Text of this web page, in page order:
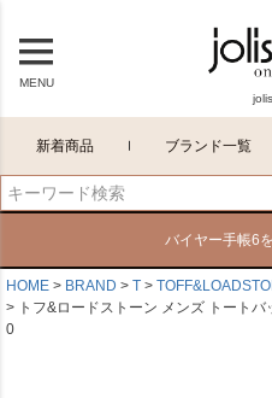
MENU
新着商品 ブランド一覧
バイヤー手帳6
HOME BRAND T
トフ&ロードストーン メンズ トート
0